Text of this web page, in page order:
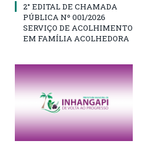
2° EDITAL DE CHAMADA
PÚBLICA Nº 001/2026
SERVIÇO DE ACOLHIMENTO
EM FAMÍLIA ACOLHEDORA